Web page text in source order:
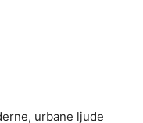
urbane ljude